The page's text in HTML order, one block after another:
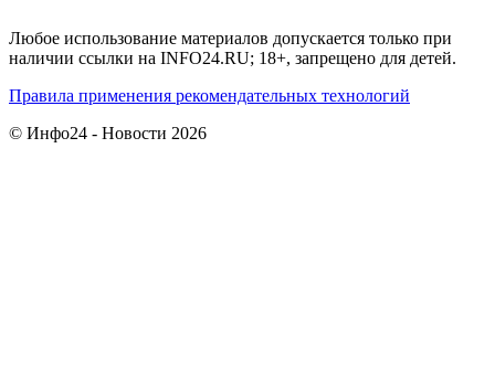
Любое использование материалов допускается только при
наличии ссылки на INFO24.RU; 18+, запрещено для детей.
Правила применения рекомендательных технологий
© Инфо24 - Новости 2026